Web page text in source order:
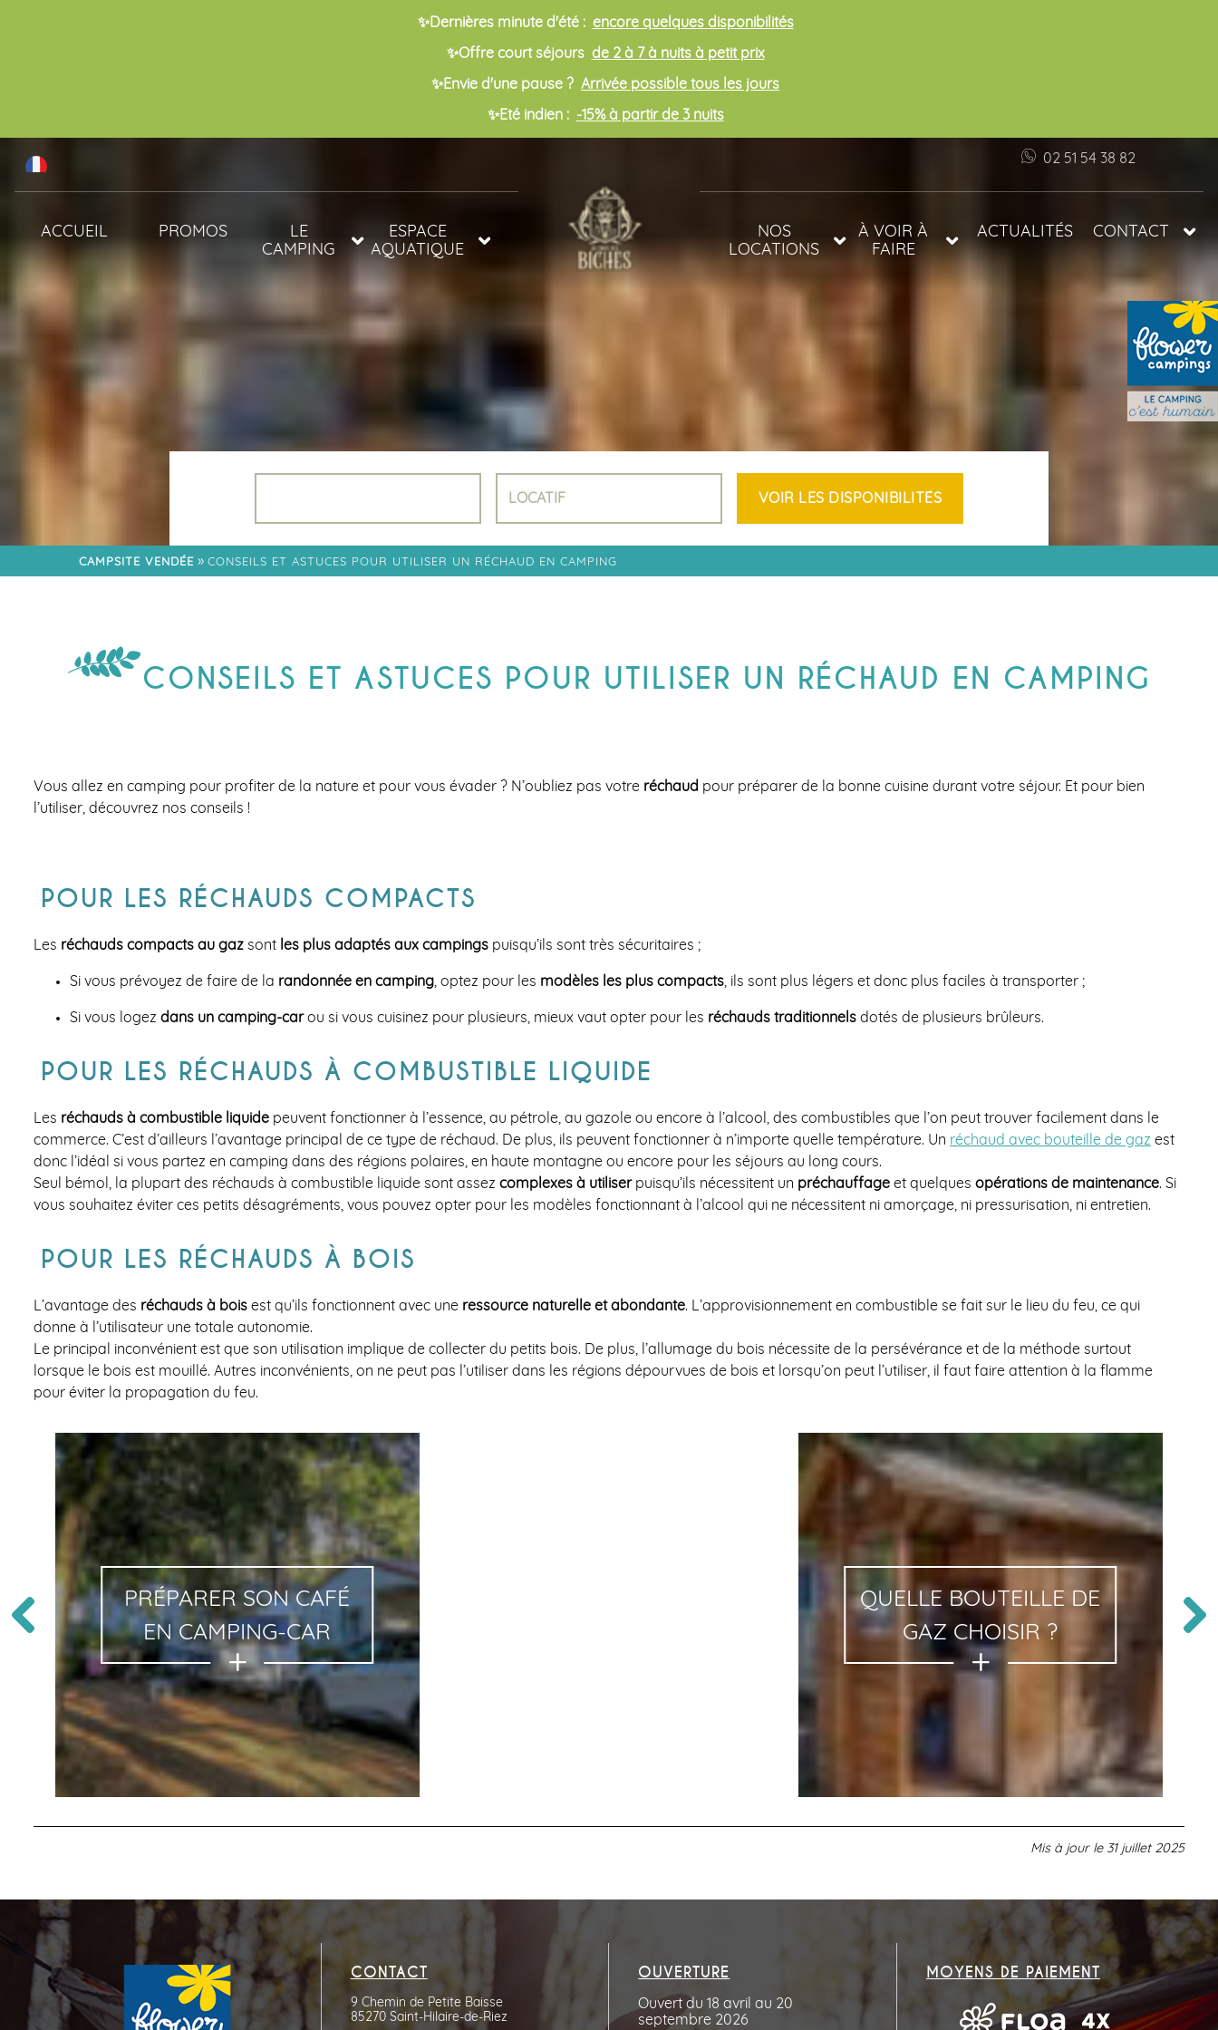
✨Dernières minute d'été : encore quelques disponibilités
✨Offre court séjours de 2 à 7 à nuits à petit prix
✨Envie d'une pause ? Arrivée possible tous les jours
✨Eté indien : -15% à partir de 3 nuits
02 51 54 38 82
ACCUEIL PROMOS
LE
CAMPING
SERVICES
FLOWER
QUARTIER LODGES
ESPACE
AQUATIQUE
SPA ET BIEN ÊTRE
NOS
LOCATIONS
MOBIL-HOMES
EMPLACEMENTS
À VOIR À
FAIRE
APREMONT
ACTUALITÉS CONTACT
CAMPSITE VENDÉE » CONSEILS ET ASTUCES POUR UTILISER UN RÉCHAUD EN CAMPING
CONSEILS ET ASTUCES POUR UTILISER UN RÉCHAUD EN CAMPING
Vous allez en camping pour profiter de la nature et pour vous évader ? N’oubliez pas votre réchaud pour préparer de la bonne cuisine durant votre séjour. Et pour bien
l’utiliser, découvrez nos conseils !
POUR LES RÉCHAUDS COMPACTS
Les réchauds compacts au gaz sont les plus adaptés aux campings puisqu’ils sont très sécuritaires ;
Si vous prévoyez de faire de la randonnée en camping , optez pour les modèles les plus compacts , ils sont plus légers et donc plus faciles à transporter ;
Si vous logez dans un camping-carou si vous cuisinez pour plusieurs, mieux vaut opter pour les réchauds traditionnels dotés de plusieurs brûleurs.
POUR LES RÉCHAUDS À COMBUSTIBLE LIQUIDE
Les réchauds à combustible liquide peuvent fonctionner à l’essence, au pétrole, au gazole ou encore à l’alcool, des combustibles que l’on peut trouver facilement dans le
commerce. C’est d’ailleurs l’avantage principal de ce type de réchaud. De plus, ils peuvent fonctionner à n’importe quelle température. Un réchaud avec bouteille de gaz est
donc l’idéal si vous partez en camping dans des régions polaires, en haute montagne ou encore pour les séjours au long cours.
Seul bémol, la plupart des réchauds à combustible liquide sont assez complexes à utiliserpuisqu’ils nécessitent un préchauffage et quelques opérations de maintenance. Si
vous souhaitez éviter ces petits désagréments, vous pouvez opter pour les modèles fonctionnant à l’alcool qui ne nécessitent ni amorçage, ni pressurisation, ni entretien.
POUR LES RÉCHAUDS À BOIS
L’avantage des réchauds à bois est qu’ils fonctionnent avec une ressource naturelle et abondante. L’approvisionnement en combustible se fait sur le lieu du feu, ce qui
donne à l’utilisateur une totale autonomie.
Le principal inconvénient est que son utilisation implique de collecter du petits bois. De plus, l’allumage du bois nécessite de la persévérance et de la méthode surtout
lorsque le bois est mouillé. Autres inconvénients, on ne peut pas l’utiliser dans les régions dépourvues de bois et lorsqu’on peut l’utiliser, il faut faire attention à la flamme
pour éviter la propagation du feu.
PRÉPARER SON CAFÉ
EN CAMPING-CAR
QUELLE BOUTEILLE DE
GAZ CHOISIR ?
Mis à jour le 31 juillet 2025
CONTACT
9 Chemin de Petite Baisse
85270 Saint-Hilaire-de-Riez
OUVERTURE
Ouvert du 18 avril au 20
septembre 2026
MOYENS DE PAIEMENT